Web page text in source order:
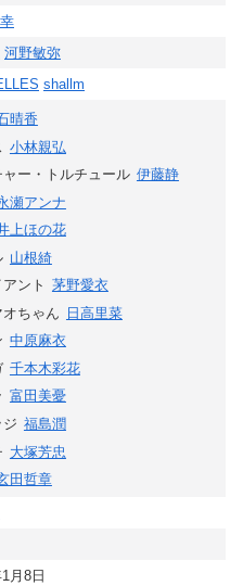
河野敏弥
shallm
晴香
小林親弘
ャー・トルチュール 伊藤静
瀬アンナ
上ほの花
山根綺
ント 茅野愛衣
オちゃん
日高里菜
中原麻衣
千本木彩花
富田美憂
ジ 福島潤
大塚芳忠
田哲章
月8日